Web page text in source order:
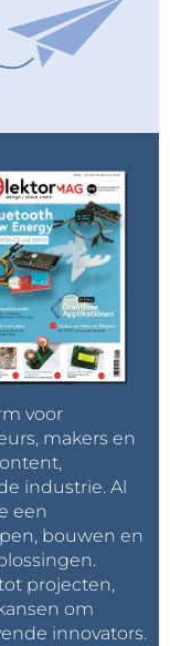
voor
makers en
industrie. Al
een
bouwen en
projecten,
om
innovators.